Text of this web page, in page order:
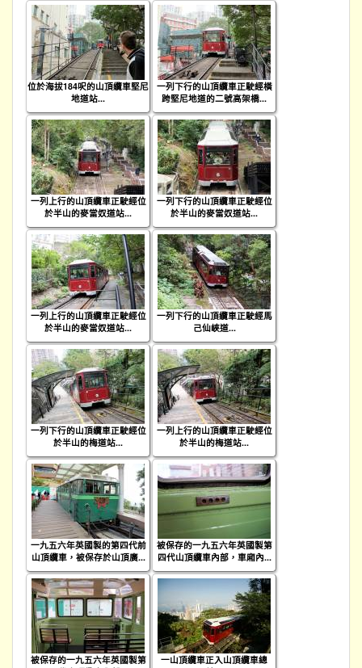
位於海拔184呎的山頂纜車堅尼
地道站...
一列下行的山頂纜車正駛經橫
跨堅尼地道的二號高架橋...
一列上行的山頂纜車正駛經位
於半山的麥當奴道站...
一列下行的山頂纜車正駛經位
於半山的麥當奴道站...
一列上行的山頂纜車正駛經位
於半山的麥當奴道站...
一列下行的山頂纜車正駛經馬
己仙峽道...
一列下行的山頂纜車正駛經位
於半山的梅道站...
一列上行的山頂纜車正駛經位
於半山的梅道站...
一九五六年英國製的第四代前
山頂纜車，被保存於山頂廣...
被保存的一九五六年英國製第
四代山頂纜車內部，車廂內...
被保存的一九五六年英國製第
一山頂纜車正入山頂纜車總